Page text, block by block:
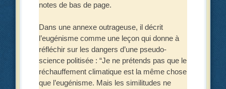
notes de bas de page.
Dans une annexe outrageuse, il décrit
l’eugénisme comme une leçon qui donne à
réfléchir sur les dangers d’une pseudo-
science politisée : “Je ne prétends pas que le
réchauffement climatique est la même chose
que l’eugénisme. Mais les similitudes ne